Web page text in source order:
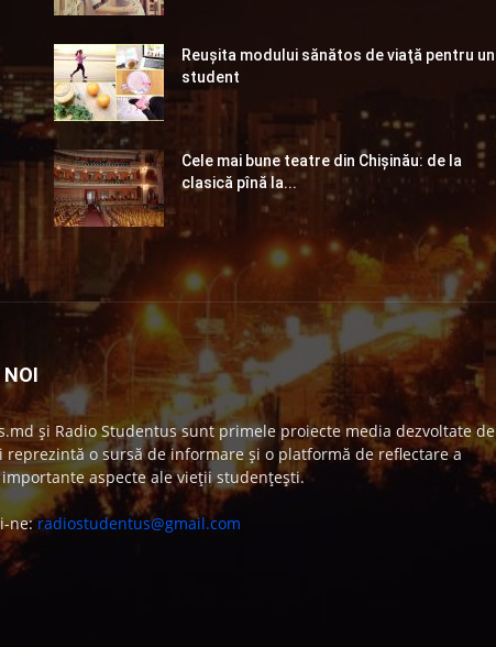
Reuşita modului sănătos de viaţă pentru un
student
Cele mai bune teatre din Chişinău: de la
clasică pînă la...
NOI
și Radio Studentus sunt primele proiecte media dezvoltate de
reprezintă o sursă de informare și o platformă de reflectare a
aspecte ale vieții studențești.
ne:radiostudentus@gmail.com